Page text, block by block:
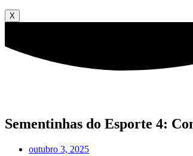
X
Sementinhas do Esporte 4:
outubro 3, 2025